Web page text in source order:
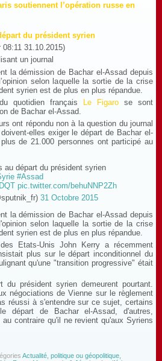
soutiennent l’opération russe en
du président syrien
31.10.2015)
la démission de Bachar el-Assad depuis
selon laquelle la sortie de la crise
syrien est de plus en plus répandue.
quotidien français
Le Figaro se sont
de Bachar el-Assad.
ont répondu non à la question du journal
elles exiger le départ de Bachar el-
de 21.000 personnes ont participé au
au départ du président syrien
#Assad
pic.twitter.com/behuNNP2Zh
31 Octobre 2015
la démission de Bachar el-Assad depuis
selon laquelle la sortie de la crise
syrien est de plus en plus répandue.
Etats-Unis John Kerry a récemment
plus sur le départ inconditionnel du
qu'une "transition progressive" était
du président syrien demeurent pourtant.
négociations de Vienne sur le règlement
réussi à s'entendre sur ce sujet, certains
départ de Bachar el-Assad, d'autres,
contraire qu'il ne revient qu'aux Syriens
Actualité, politique ou géopolitique,